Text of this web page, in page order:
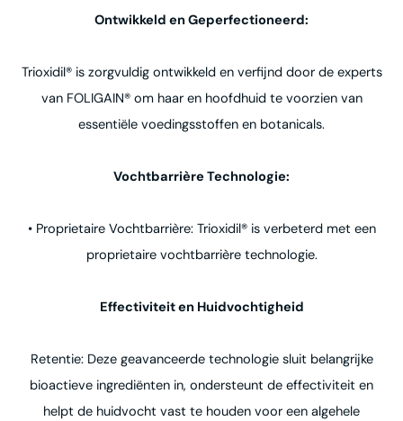
Ontwikkeld en Geperfectioneerd:
Trioxidil® is zorgvuldig ontwikkeld en verfijnd door de experts
van FOLIGAIN® om haar en hoofdhuid te voorzien van
essentiële voedingsstoffen en botanicals.
Vochtbarrière Technologie:
• Proprietaire Vochtbarrière: Trioxidil® is verbeterd met een
proprietaire vochtbarrière technologie.
Effectiviteit en Huidvochtigheid
Retentie: Deze geavanceerde technologie sluit belangrijke
bioactieve ingrediënten in, ondersteunt de effectiviteit en
helpt de huidvocht vast te houden voor een algehele